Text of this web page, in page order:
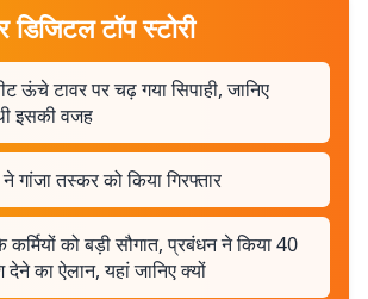
टॉप स्टोरी
ऊंचे टावर पर चढ़ गया सिपाही, जानिए
इसकी वजह
गांजा तस्कर को किया गिरफ्तार
कर्मियों को बड़ी सौगात, प्रबंधन ने किया 40
देने का ऐलान, यहां जानिए क्यों